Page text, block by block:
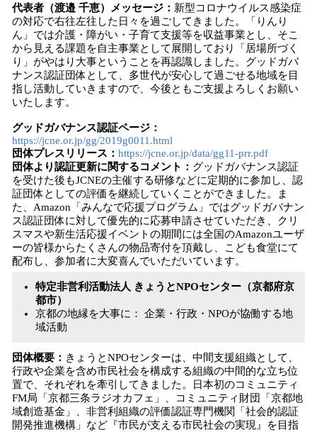
代表者（渡邉 千恵）メッセージ： 新型コロナウイルス感染症
の対応で右往左往した日々を過ごしてきました。「りんり
ん」では介護・障がい・子育て支援等を収益事業とし、そこ
から見える課題を自主事業として展開しており「居場所づく
り」がやはり大事ということを再認識しました。グッドガバ
ナンス認証団体として、多世代が安心して過ごせる地域を目
指し活動していきますので、今後ともご支援よろしくお願い
いたします。
グッドガバナンス認証ページ：
https://jcne.or.jp/gg/2019g0011.html
団体プレスリリース： https://jcne.or.jp/data/gg11-prr.pdf
団体より認証更新に関するコメント： グッドガバナンス認証
を受けた後もJCNEの主催する研修などに定期的に参加し、認
証団体としての評価を継続していくことができました。ま
た、Amazon「みんなで応援プログラム」ではグッドガバナン
ス認証団体に対して優先的に応募申請させていただき、クリ
スマスや新生活応援イベントの期間には全国のAmazonユーザ
ーの皆様からたくさんの物品寄付を頂戴し、こども食堂にて
配布し、参加者に大変喜んでいただいています。
特定非営利活動法人 きょうとNPOセンター（京都府京
都市）
京都の地縁を大事に： 企業・行政・NPOが協働する地
域活動
団体概要： きょうとNPOセンターは、中間支援組織として、
行政や企業を含め市民社会を構成する組織の中間的な立ち位
置で、それぞれを牽引してきました。日本初のコミュニティ
FM局「京都三条ラジオカフェ」、コミュニティ財団「京都地
域創造基金」、非営利組織の評価認証専門機関「社会的認証
開発推進機構」など『市民が支える市民社会の実現』を目指